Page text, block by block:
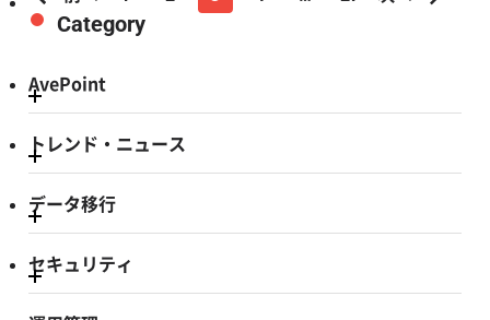
Category
AvePoint
トレンド・ニュース
データ移行
セキュリティ